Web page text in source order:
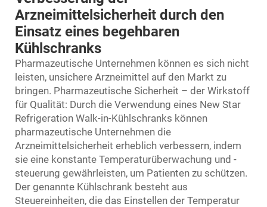
Arzneimittelsicherheit durch den
Einsatz eines begehbaren
Kühlschranks
Pharmazeutische Unternehmen können es sich nicht
leisten, unsichere Arzneimittel auf den Markt zu
bringen. Pharmazeutische Sicherheit – der Wirkstoff
für Qualität: Durch die Verwendung eines New Star
Refrigeration Walk-in-Kühlschranks können
pharmazeutische Unternehmen die
Arzneimittelsicherheit erheblich verbessern, indem
sie eine konstante Temperaturüberwachung und -
steuerung gewährleisten, um Patienten zu schützen.
Der genannte Kühlschrank besteht aus
Steuereinheiten, die das Einstellen der Temperatur